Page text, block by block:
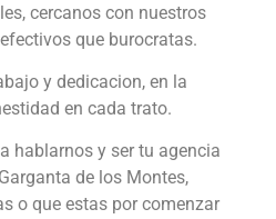
cercanos con nuestros
que burocratas.
y dedicacion, en la
en cada trato.
hablarnos y ser tu agencia
de los Montes,
o que estas por comenzar